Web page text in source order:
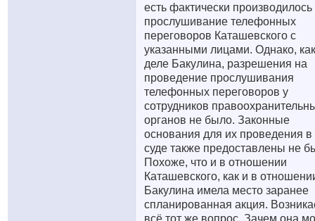
есть фактически производилось
прослушивание телефонных
переговоров Каташевского с
указанными лицами. Однако,
деле Бакулина, разрешения на
проведение прослушивания
телефонных переговоров у
сотрудников
органов не было. Законные
основания для их проведения в
суде также предоставлены не
Похоже, что и в отношении
Каташевского, как и в
Бакулина имела место заранее
спланированная акция.
всё тот же вопрос. Зачем она